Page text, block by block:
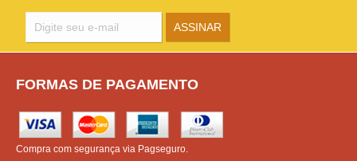
FORMAS DE PAGAMENTO
Compra com segurança via Pagseguro.